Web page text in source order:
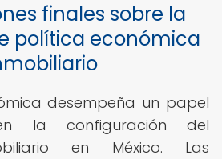
finales sobre la
política económica
desempeña un papel
la configuración del
en México. Las